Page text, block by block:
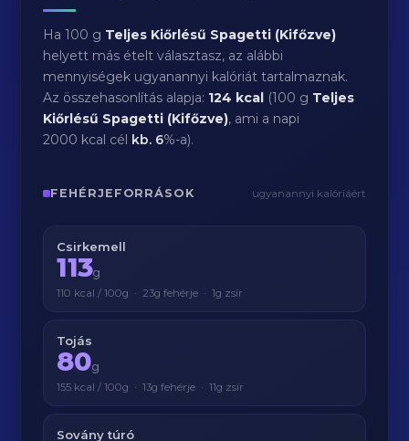
Ha 100 g Teljes Kiőrlésű Spagetti (Kifőzve)
helyett más ételt választasz, az alábbi
mennyiségek ugyanannyi kalóriát tartalmaznak.
Az összehasonlítás alapja: 124 kcal (100 g Teljes
Kiőrlésű Spagetti (Kifőzve), ami a napi
2000 kcal cél kb. 6%-a).
FEHÉRJEFORRÁSOK ugyanannyi kalóriáért
Csirkemell
113g
110 kcal / 100g · 23g fehérje · 1g zsír
Tojás
80g
155 kcal / 100g · 13g fehérje · 11g zsír
Sovány túró